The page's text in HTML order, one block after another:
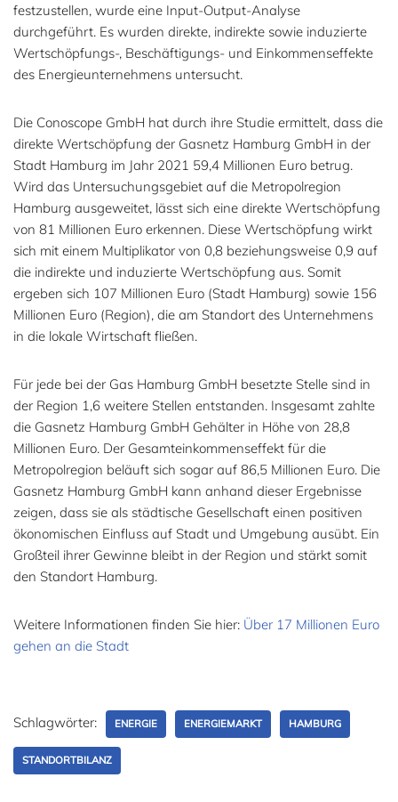
festzustellen, wurde eine Input-Output-Analyse
durchgeführt. Es wurden direkte, indirekte sowie induzierte
Wertschöpfungs-, Beschäftigungs- und Einkommenseffekte
des Energieunternehmens untersucht.
Die Conoscope GmbH hat durch ihre Studie ermittelt, dass die
direkte Wertschöpfung der Gasnetz Hamburg GmbH in der
Stadt Hamburg im Jahr 2021 59,4 Millionen Euro betrug.
Wird das Untersuchungsgebiet auf die Metropolregion
Hamburg ausgeweitet, lässt sich eine direkte Wertschöpfung
von 81 Millionen Euro erkennen. Diese Wertschöpfung wirkt
sich mit einem Multiplikator von 0,8 beziehungsweise 0,9 auf
die indirekte und induzierte Wertschöpfung aus. Somit
ergeben sich 107 Millionen Euro (Stadt Hamburg) sowie 156
Millionen Euro (Region), die am Standort des Unternehmens
in die lokale Wirtschaft fließen.
Für jede bei der Gas Hamburg GmbH besetzte Stelle sind in
der Region 1,6 weitere Stellen entstanden. Insgesamt zahlte
die Gasnetz Hamburg GmbH Gehälter in Höhe von 28,8
Millionen Euro. Der Gesamteinkommenseffekt für die
Metropolregion beläuft sich sogar auf 86,5 Millionen Euro. Die
Gasnetz Hamburg GmbH kann anhand dieser Ergebnisse
zeigen, dass sie als städtische Gesellschaft einen positiven
ökonomischen Einfluss auf Stadt und Umgebung ausübt. Ein
Großteil ihrer Gewinne bleibt in der Region und stärkt somit
den Standort Hamburg.
Weitere Informationen finden Sie hier: Über 17 Millionen Euro
gehen an die Stadt
Schlagwörter: ENERGIE ENERGIEMARKT HAMBURG
STANDORTBILANZ